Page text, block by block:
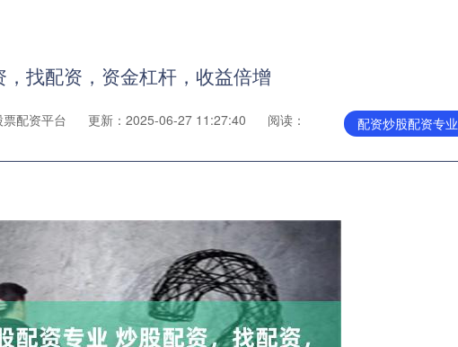
找配资，资金杠杆，收益倍增
配资炒股配资专业
配资平台 更新：2025-06-27 11:27:40
阅读：